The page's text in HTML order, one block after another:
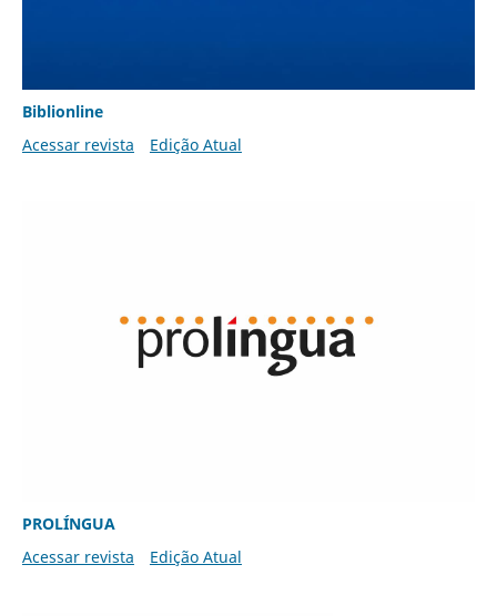
Biblionline
Acessar revista
Edição Atual
PROLÍNGUA
Acessar revista
Edição Atual